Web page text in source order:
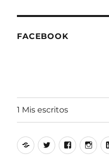
FACEBOOK
1 Mis escritos
AlfonsoTwitter